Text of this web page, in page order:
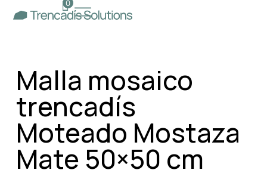
0
Malla mosaico
trencadís
Moteado Mostaza
Mate 50×50 cm